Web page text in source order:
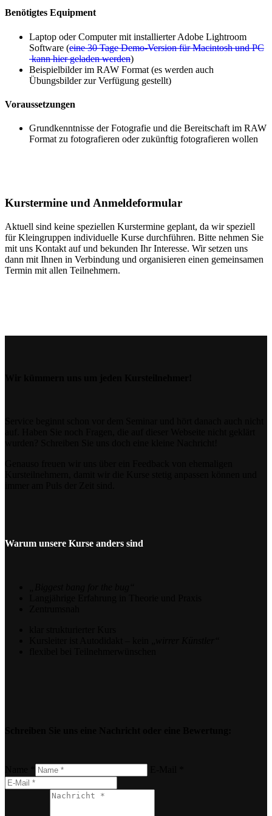
Benötigtes Equipment
Laptop oder Computer mit installierter Adobe Lightroom
Software (eine 30 Tage Demo-Version für Macintosh und PC
kann hier geladen werden)
Beispielbilder im RAW Format (es werden auch
Übungsbilder zur Verfügung gestellt)
Voraussetzungen
Grundkenntnisse der Fotografie und die Bereitschaft im RAW
Format zu fotografieren oder zukünftig fotografieren wollen
Kurstermine und Anmeldeformular
Aktuell sind keine speziellen Kurstermine geplant, da wir speziell
für Kleingruppen individuelle Kurse durchführen. Bitte nehmen Sie
mit uns Kontakt auf und bekunden Ihr Interesse. Wir setzen uns
dann mit Ihnen in Verbindung und organisieren einen gemeinsamen
Termin mit allen Teilnehmern.
Warum unsere Kurse anders sind